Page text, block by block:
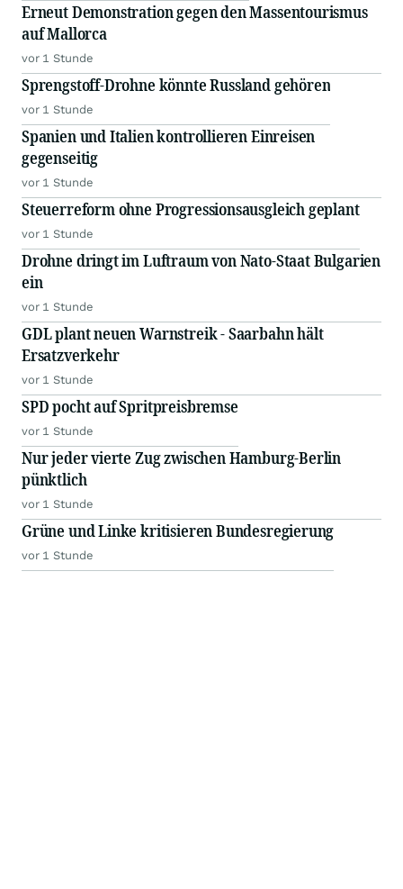
Erneut Demonstration gegen den Massentourismus
auf Mallorca
vor 1 Stunde
Sprengstoff-Drohne könnte Russland gehören
vor 1 Stunde
Spanien und Italien kontrollieren Einreisen
gegenseitig
vor 1 Stunde
Steuerreform ohne Progressionsausgleich geplant
vor 1 Stunde
Drohne dringt im Luftraum von Nato-Staat Bulgarien
ein
vor 1 Stunde
GDL plant neuen Warnstreik - Saarbahn hält
Ersatzverkehr
vor 1 Stunde
SPD pocht auf Spritpreisbremse
vor 1 Stunde
Nur jeder vierte Zug zwischen Hamburg-Berlin
pünktlich
vor 1 Stunde
Grüne und Linke kritisieren Bundesregierung
vor 1 Stunde